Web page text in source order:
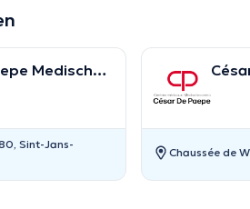
Medisch
Sint-Jans-
Chaussée de